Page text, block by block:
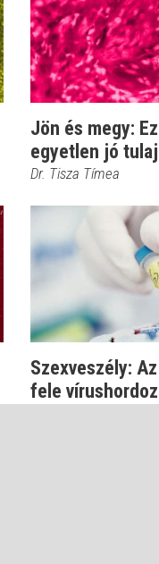
Jön és megy:
egyetlen jó
Dr. Tisza Tímea
Szexveszély:
fele